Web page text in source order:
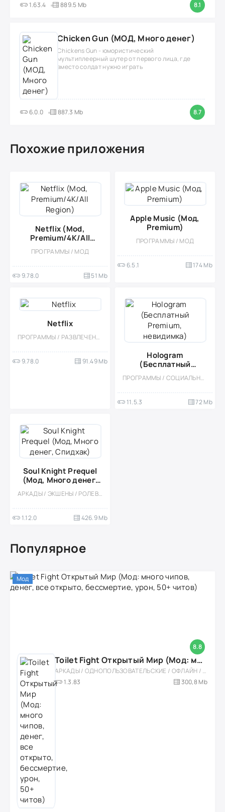
1.63.4 889.5 Mb 8.1
Chicken Gun (МОД, Много денег)
Chickens Gun - юмористический
мультиплеерный шутер от первого лица, где
вместо солдат нужно играть
6.0.0 887.3 Mb 8.7
Похожие приложения
Netflix (Mod,
Premium/4K/All
Region)
ПРОГРАММЫ / МОД
9.78.0 51 Mb
Apple Music (Мод,
Premium)
ПРОГРАММЫ / МОД
6.5.1 174 Mb
Netflix
ПРОГРАММЫ / РАЗВЛЕЧЕНИЯ APP
9.78.0 91.49 Mb
Hologram
(Бесплатный
Premium, невидимка)ПРОГРАММЫ / СОЦИАЛЬНЫЕ / МОД
11.5.3 72 Mb
Soul Knight Prequel
(Мод, Много денег,
Спидхак)
АРКАДЫ / ЭКШЕНЫ / РОЛЕВЫЕ / ОДНОПОЛЬЗОВАТЕЛЬСКИЕ / ИЗОМЕТРИЯ / МАГИЯ / ФЭНТЕЗИ / МОД / ВСТРОЕННЫЙ КЕШ / ПИКСЕЛЬНАЯ / КАЗУАЛЬНЫЕ / ОФЛАЙН
1.12.0 426.9 Mb
Популярное
8.8
Мод
Toilet Fight Открытый Мир (Мод: много чипов, денег, все открыто, бессмертие, урон, 50+ читов)
АРКАДЫ / ОДНОПОЛЬЗОВАТЕЛЬСКИЕ / ОФЛАЙН / МОД / РОЛЕВЫЕ / ШУТЕРЫ / ОТКРЫТЫЙ МИР / ВСТРОЕННЫЙ КЕШ / 3D / ЭКШЕНЫ / ТУАЛЕТНЫЕ ВОЙНЫ / ДЛЯ ДЕТЕЙ
1.3.83
300,8 Mb